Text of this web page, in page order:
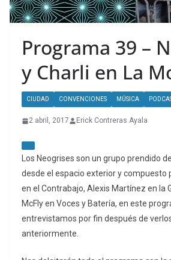
Programa 39 –
y Charli en La
CIUDAD CONVENCIONES MÚSICA
2 abril, 2017 Erick Contreras Ayala
Los Neogrises son un grupo prendido
desde el espacio exterior y compuesto
en el Contrabajo, Alexis Martínez en la
McFly en Voces y Batería, en este
entrevistamos por fin después de
anteriormente.